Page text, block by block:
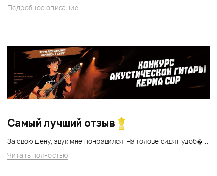
Подробное описание
Самый лучший отзыв
За свою цену, звук мне понравился. На голове сидят удоб�...
Читать полностью